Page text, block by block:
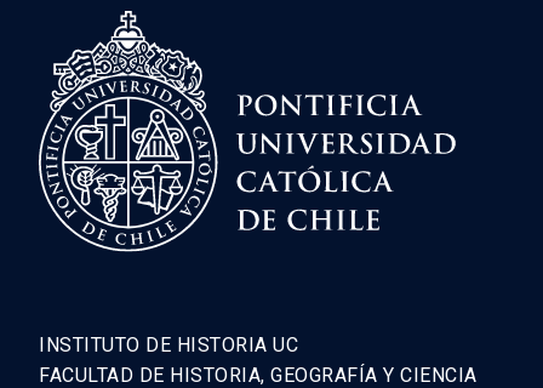
INSTITUTO DE HISTORIA UC
FACULTAD DE HISTORIA, GEOGRAFÍA Y CIENCIA